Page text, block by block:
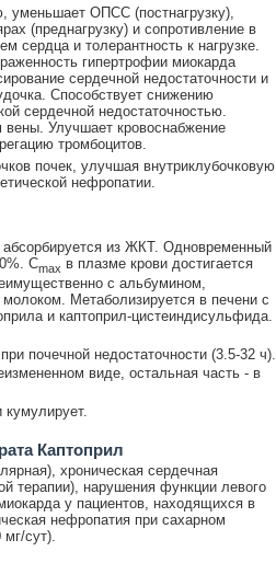
уменьшает ОПСС (постнагрузку),
(преднагрузку) и сопротивление в
сердца и толерантность к нагрузке.
гипертрофии миокарда
сердечной недостаточности и
Способствует снижению
сердечной недостаточностью.
Улучшает кровоснабжение
тромбоцитов.
почек, улучшая внутриклубочковую
нефропатии.
из ЖКТ. Одновременный
Cmax в плазме крови достигается
с альбумином,
Метаболизируется в печени с
и каптоприл-цистеиндисульфида.
почечной недостаточности (3.5-32 ч).
виде, остальная часть - в
кумулирует.
Каптоприл
хроническая сердечная
терапии), нарушения функции левого
у пациентов, находящихся в
нефропатия при сахарном
сут).